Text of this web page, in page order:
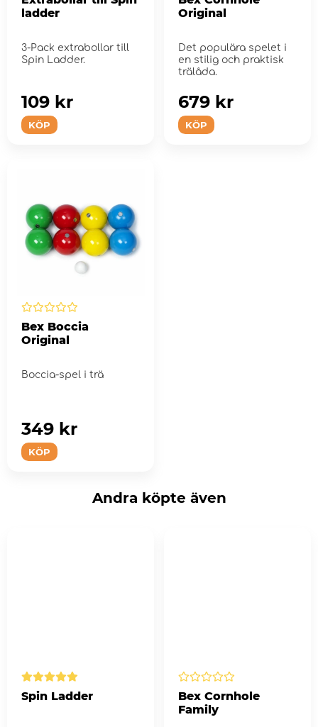
ladder
3-Pack extrabollar till
Spin Ladder.
KÖP
109 kr
Original
Det populära spelet i
en stilig och praktisk
trälåda.
KÖP
679 kr
Bex Boccia
Original
Boccia-spel i trä
KÖP
349 kr
Andra köpte även
Spin Ladder
Bex Cornhole
Family